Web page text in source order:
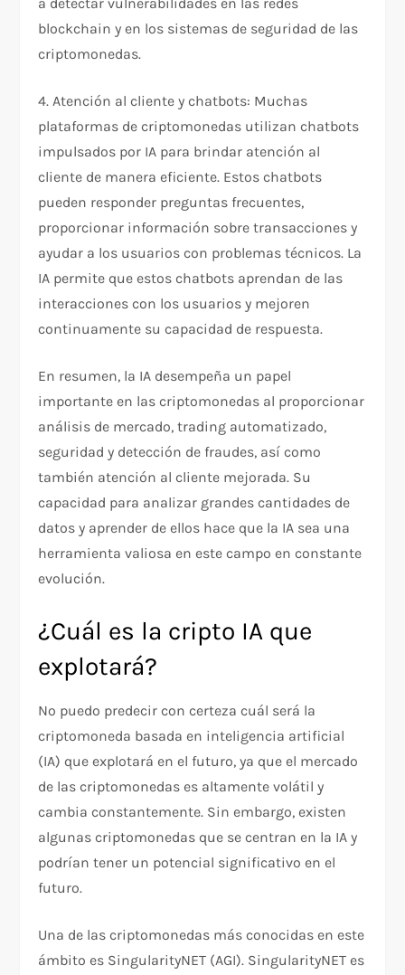
blockchain y en los sistemas de seguridad de las
criptomonedas.
4. Atención al cliente y chatbots: Muchas
plataformas de criptomonedas utilizan chatbots
impulsados por IA para brindar atención al
cliente de manera eficiente. Estos chatbots
pueden responder preguntas frecuentes,
proporcionar información sobre transacciones y
ayudar a los usuarios con problemas técnicos. La
IA permite que estos chatbots aprendan de las
interacciones con los usuarios y mejoren
continuamente su capacidad de respuesta.
En resumen, la IA desempeña un papel
importante en las criptomonedas al proporcionar
análisis de mercado, trading automatizado,
seguridad y detección de fraudes, así como
también atención al cliente mejorada. Su
capacidad para analizar grandes cantidades de
datos y aprender de ellos hace que la IA sea una
herramienta valiosa en este campo en constante
evolución.
¿Cuál es la cripto IA que
explotará?
No puedo predecir con certeza cuál será la
criptomoneda basada en inteligencia artificial
(IA) que explotará en el futuro, ya que el mercado
de las criptomonedas es altamente volátil y
cambia constantemente. Sin embargo, existen
algunas criptomonedas que se centran en la IA y
podrían tener un potencial significativo en el
futuro.
Una de las criptomonedas más conocidas en este
ámbito es SingularityNET (AGI). SingularityNET es